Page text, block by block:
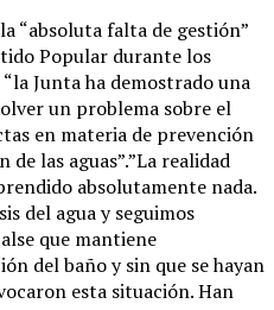
“absoluta falta de gestión”
Popular durante los
Junta ha demostrado una
un problema sobre el
en materia de prevención
las aguas”.”La realidad
absolutamente nada.
del agua y seguimos
que mantiene
del baño y sin que se hayan
esta situación. Han